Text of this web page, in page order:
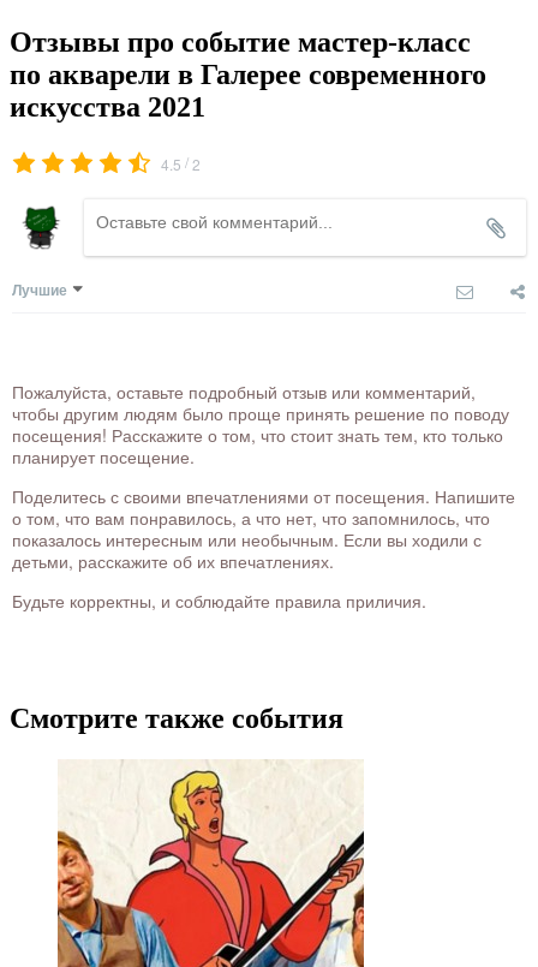
Отзывы про событие мастер-класс
по акварели в Галерее современного
искусства 2021
4.5 /2
Лучшие
Пожалуйста, оставьте подробный отзыв или комментарий,
чтобы другим людям было проще принять решение по поводу
посещения! Расскажите о том, что стоит знать тем, кто только
планирует посещение.
Поделитесь с своими впечатлениями от посещения. Напишите
о том, что вам понравилось, а что нет, что запомнилось, что
показалось интересным или необычным. Если вы ходили с
детьми, расскажите об их впечатлениях.
Будьте корректны, и соблюдайте правила приличия.
Смотрите также события